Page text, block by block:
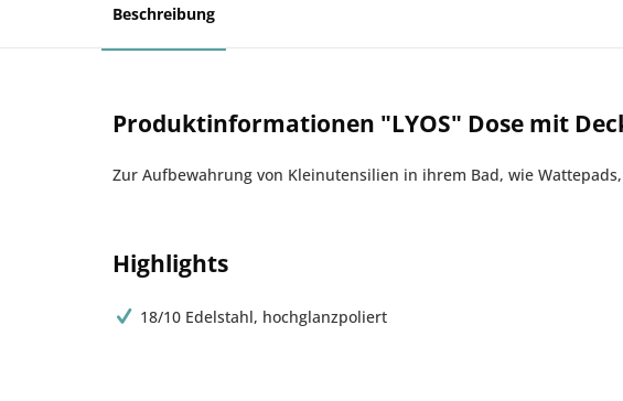
Beschreibung
Produktinformationen "LYOS" Dose mit
Zur Aufbewahrung von Kleinutensilien in ihrem Bad, wie
Highlights
18/10 Edelstahl, hochglanzpoliert